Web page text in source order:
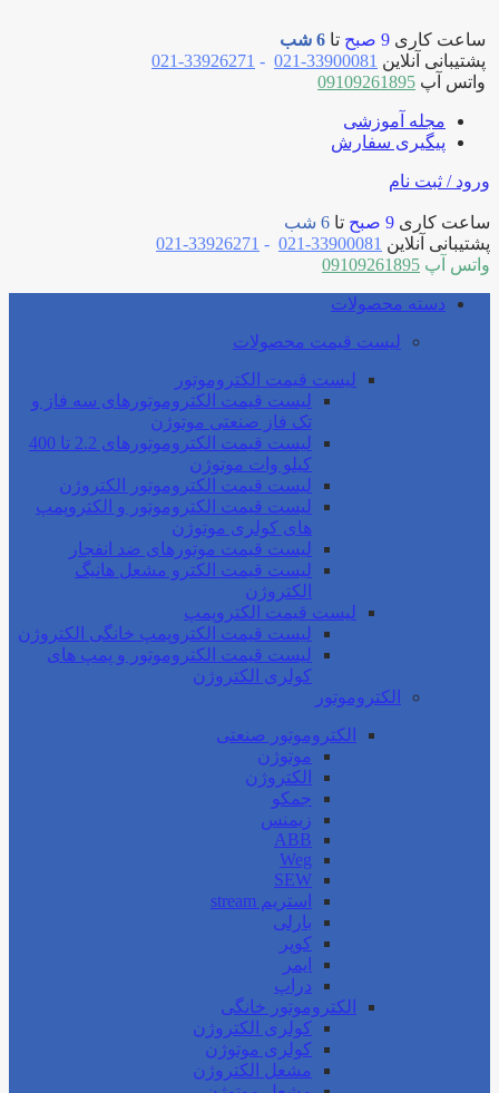
ساعت کاری 9 صبح تا 6 شب
پشتیبانی آنلاین 33900081-021
-
33926271-021
واتس آپ 09109261895
مجله آموزشی
پیگیری سفارش
ورود / ثبت نام
ساعت کاری 9 صبح تا 6 شب
پشتیبانی آنلاین 33900081-021
-
33926271-021
واتس آپ 09109261895
دسته محصولات
لیست قیمت محصولات
لیست قیمت الکتروموتور
لیست قیمت الکتروموتورهای سه فاز و
تک فاز صنعتی موتوژن
لیست قیمت الکتروموتورهای 2.2 تا 400
کیلو وات موتوژن
لیست قیمت الکتروموتور الکتروژن
لیست قیمت الکتروموتور و الکتروپمپ
های کولری موتوژن
لیست قیمت موتورهای ضد انفجار
لیست قیمت الکترو مشعل هانیگ
الکتروژن
لیست قیمت الکتروپمپ
لیست قیمت الکتروپمپ خانگی الکتروژن
لیست قیمت الکتروموتور و پمپ های
کولری الکتروژن
الکتروموتور
الکتروموتور صنعتی
موتوژن
الکتروژن
جمکو
زیمنس
ABB
Weg
SEW
استریم stream
بارلی
کوپر
ایمر
دراپ
الکتروموتور خانگی
کولری الکتروژن
کولری موتوژن
مشعل الکتروژن